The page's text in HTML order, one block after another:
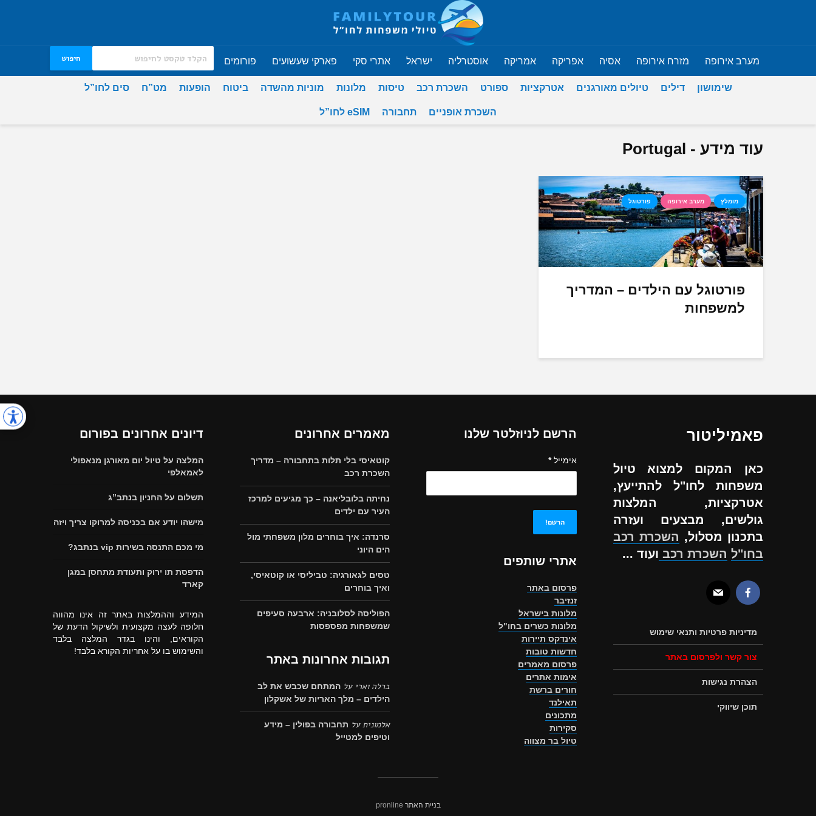
מערב אירופה מזרח אירופה אסיה אפריקה אמריקה אוסטרליה ישראל אתרי סקי פארקי שעשועים פורומים חיפוש
שימושון דילים טיולים מאורגנים אטרקציות ספורט השכרת רכב טיסות מלונות מוניות מהשדה ביטוח הופעות מט”ח סים לחו”ל
השכרת אופניים תחבורה eSIM לחו”ל
עוד מידע - Portugal
מומלץ מערב אירופה פורטוגל
פורטוגל עם הילדים – המדריך
למשפחות
פאמיליטור
כאן המקום למצוא טיול
משפחות לחו"ל להתייעץ,
אטרקציות, המלצות
גולשים, מבצעים ועזרה
בתכנון מסלול, השכרת רכב
בחו"ל השכרת רכב ועוד ...
מדיניות פרטיות ותנאי שימוש
צור קשר ולפרסום באתר
הצהרת נגישות
תוכן שיווקי
הרשם לניוזלטר שלנו
אימייל*
אתרי שותפים
פרסום באתר
זנזיבר
מלונות בישראל
מלונות כשרים בחו"ל
אינדקס תיירות
חדשות טובות
פרסום מאמרים
אימות אתרים
חורים ברשת
תאילנד
מתכונים
סקירות
טיול בר מצווה
מאמרים אחרונים
קוטאיסי בלי תלות בתחבורה – מדריך
השכרת רכב
נחיתה בלובליאנה – כך מגיעים למרכז
העיר עם ילדים
סרנדה: איך בוחרים מלון משפחתי מול
הים היוני
טסים לגאורגיה: טביליסי או קוטאיסי,
ואיך בוחרים
הפוליסה לסלובניה: ארבעה סעיפים
שמשפחות מפספסות
תגובות אחרונות באתר
ברלה וארי על המתחם שכבש את לב
הילדים – מלך האריות של אשקלון
אלמוניתעל תחבורה בפולין – מידע
וטיפים למטייל
דיונים אחרונים בפורום
המלצה על טיול יום מאורגן מנאפולי
לאמאלפי
תשלום על החניון בנתב”ג
מישהו יודע אם בכניסה למרוקו צריך ויזה
מי מכם התנסה בשירות vip בנתבג?
הדפסת תו ירוק ותעודת מתחסן במגן
קארד
המידע וההמלצות באתר זה אינו מהווה
חלופה לעצה מקצועית ולשיקול הדעת של
הקוראים, והינו בגדר המלצה בלבד
והשימוש בו על אחריות הקורא בלבד!
בניית האתר pronline